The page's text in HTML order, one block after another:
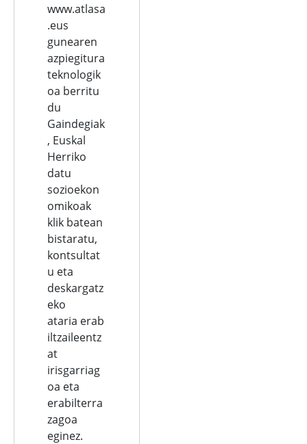
www.atlasa
.eus
gunearen
azpiegitura
teknologik
oa berritu
du
Gaindegiak
, Euskal
Herriko
datu
sozioekon
omikoak
klik batean
bistaratu,
kontsultat
u eta
deskargatz
eko
ataria erab
iltzaileentz
at
irisgarriag
oa eta
erabilterra
zagoa
eginez.